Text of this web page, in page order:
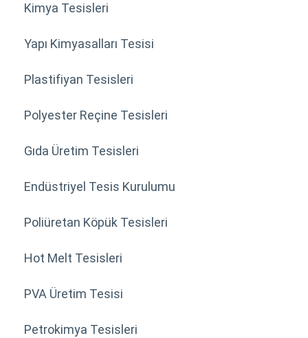
Kimya Tesisleri
Yapı Kimyasalları Tesisi
Plastifiyan Tesisleri
Polyester Reçine Tesisleri
Gıda Üretim Tesisleri
Endüstriyel Tesis Kurulumu
Poliüretan Köpük Tesisleri
Hot Melt Tesisleri
PVA Üretim Tesisi
Petrokimya Tesisleri